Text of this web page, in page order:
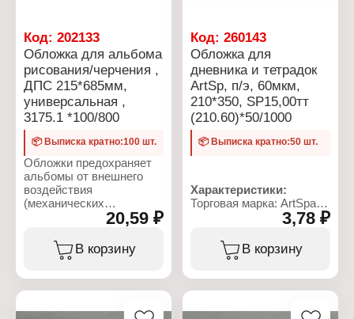
Код: 202133
Обложка для альбома
рисования/черчения ,
ДПС 215*685мм,
универсальная ,
3175.1 *100/800
📦 Выписка кратно:100 шт.
Обложки предохраняет
альбомы от внешнего
воздействия
(механических
повреждений, пыли и
грязи). Второй клапан не
фиксирован, благодаря
чему обложку можно
зауженный край легко
20,59 ₽
В корзину
Код:260143
Обложка для
дневника и тетрадок
ArtSp, п/э, 60мкм,
210*350, SP15,00тт
(210.60)*50/1000
📦 Выписка кратно:50 шт.
Характеристики:
Торговая марка: ArtSpace
Тип товара: Обложка
Назначение: для
дневников и тетрадей
Цвет: прозрачная
3,78 ₽
В корзину